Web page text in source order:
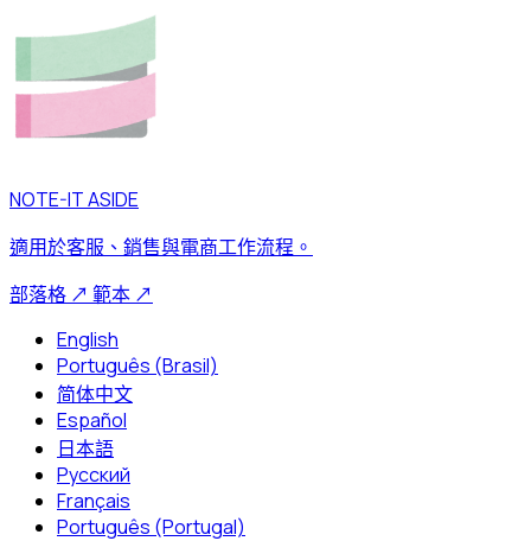
NOTE-IT ASIDE
適用於客服、銷售與電商工作流程。
部落格 ↗ 範本 ↗
English
Português (Brasil)
简体中文
Español
日本語
Русский
Français
Português (Portugal)